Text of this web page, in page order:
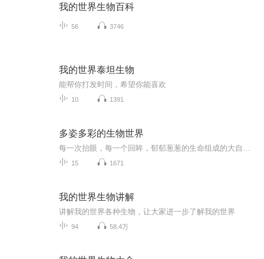
我的世界生物百科
56 3746
我的世界泰坦生物
能帮你打发时间，希望你能喜欢
10 1391
多姿多彩的生物世界
15 1671
我的世界生物讲解
讲解我的世界各种生物，让大家进一步了解我的世界
94 58.4万